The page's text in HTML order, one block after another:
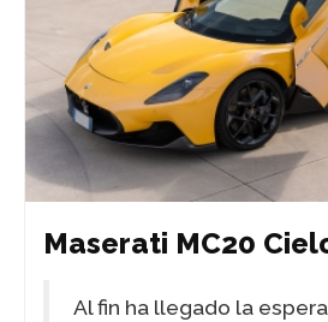
Maserati MC20
Al fin ha llegado la